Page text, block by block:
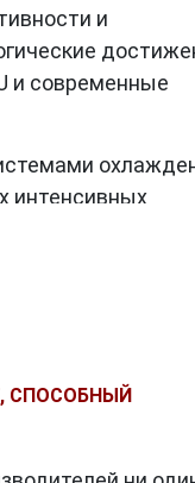
и
и современные
интенсивных
не оставляет
СПОСОБНЫЙ